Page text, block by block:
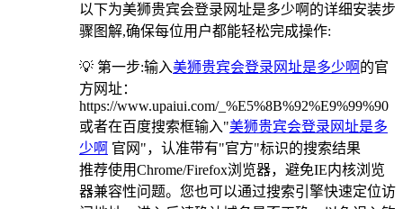
以下为美狮贵宾会登录网址是多少啊的详细安装步
骤图解,确保每位用户都能轻松完成操作:
💡 第一步:输入美狮贵宾会登录网址是多少啊 的官
方网址：
https://www.upaiui.com/_%E5%8B%92%E9%99%90
或者在百度搜索框输入"美狮贵宾会登录网址是多
少啊 官网"，认准带有"官方"标识的搜索结果
推荐使用Chrome/Firefox浏览器，避免IE内核浏览
器兼容性问题。您也可以通过搜索引擎快速定位访